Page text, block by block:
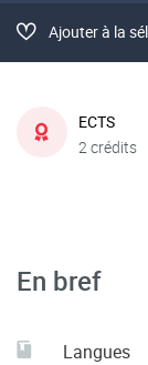
Ajouter à la
ECTS
2 crédits
En bref
Langues